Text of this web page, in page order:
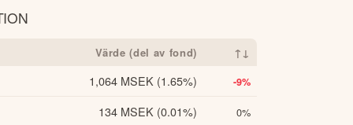
Värde (del av fond) ↑↓
1,064 MSEK (1.65%) -9%
134 MSEK (0.01%) 0%